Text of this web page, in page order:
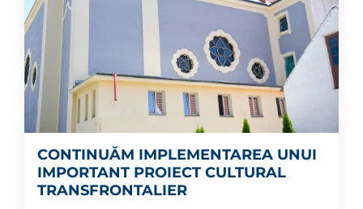
CONTINUĂM IMPLEMENTAREA UNUI
IMPORTANT PROIECT CULTURAL
TRANSFRONTALIER